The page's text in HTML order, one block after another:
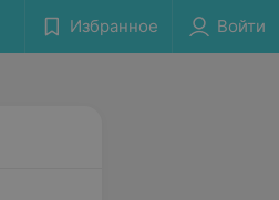
Избранное Войти